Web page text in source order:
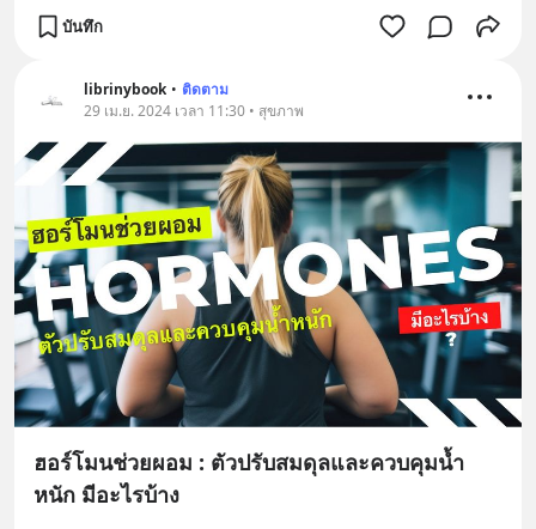
บันทึก
librinybook • ติดตาม
29 เม.ย. 2024 เวลา 11:30 • สุขภาพ
ฮอร์โมนช่วยผอม : ตัวปรับสมดุลและควบคุมน้ำ
หนัก มีอะไรบ้าง